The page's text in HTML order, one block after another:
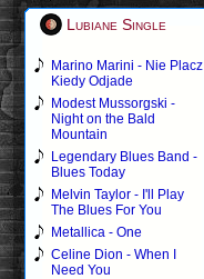
Lubiane Single
Marino Marini - Nie Placz
Kiedy Odjade
Modest Mussorgski -
Night on the Bald
Mountain
Legendary Blues Band -
Blues Today
Melvin Taylor - I'll Play
The Blues For You
Metallica - One
Celine Dion - When I
Need You